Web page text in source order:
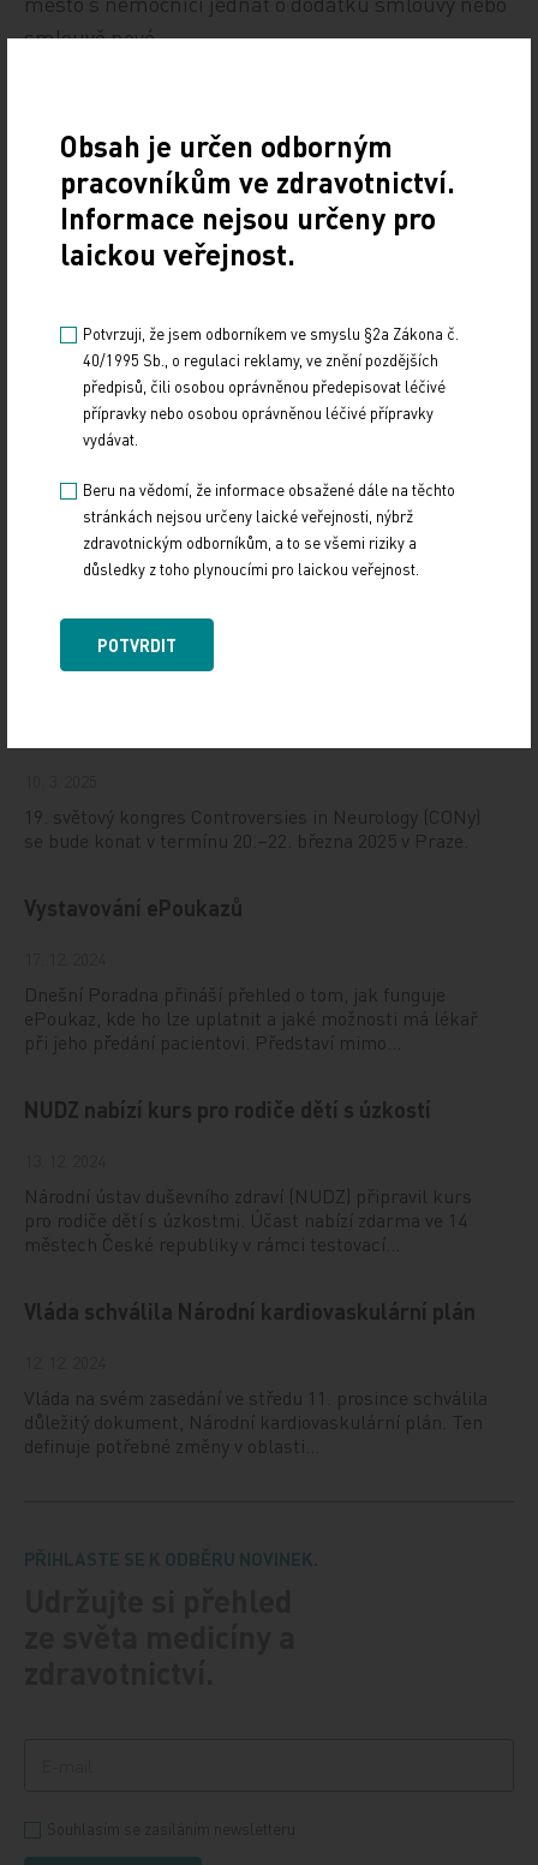
smlouvě nové.
ČTK
Zdroj: ČTK
Sdílejte článek
19. světový kongres Controversies in Neurology (CONy)
se bude konat v termínu 20.–22. března 2025 v Praze.
Vystavování ePoukazů
Dnešní Poradna přináší přehled o tom, jak funguje
ePoukaz, kde ho lze uplatnit a jaké možnosti má lékař
při jeho předání pacientovi. Představí mimo…
NUDZ nabízí kurs pro rodiče dětí s úzkostí
Národní ústav duševního zdraví (NUDZ) připravil kurs
pro rodiče dětí s úzkostmi. Účast nabízí zdarma ve 14
městech České republiky v rámci testovací…
Vláda schválila Národní kardiovaskulární plán
Vláda na svém zasedání ve středu 11. prosince schválila
důležitý dokument, Národní kardiovaskulární plán. Ten
definuje potřebné změny v oblasti…
PŘIHLASTE SE K ODBĚRU NOVINEK.
Obsah je určen odborným
pracovníkům ve zdravotnictví.
Informace nejsou určeny pro
laickou veřejnost.
Potvrzuji, že jsem odborníkem ve smyslu §2a Zákona č.
40/1995 Sb., o regulaci reklamy, ve znění pozdějších
předpisů, čili osobou oprávněnou předepisovat léčivé
přípravky nebo osobou oprávněnou léčivé přípravky
vydávat.
Beru na vědomí, že informace obsažené dále na těchto
stránkách nejsou určeny laické veřejnosti, nýbrž
zdravotnickým odborníkům, a to se všemi riziky a
důsledky z toho plynoucími pro laickou veřejnost.
POTVRDIT